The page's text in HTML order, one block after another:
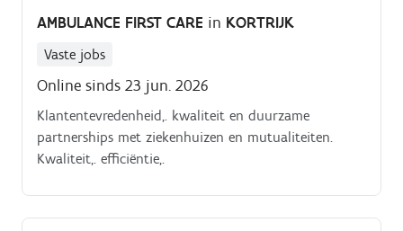
AMBULANCE FIRST CARE in KORTRIJK
Vaste jobs
Online sinds 23 jun. 2026
Klantentevredenheid,. kwaliteit en duurzame
partnerships met ziekenhuizen en mutualiteiten.
Kwaliteit,. efficiëntie,.